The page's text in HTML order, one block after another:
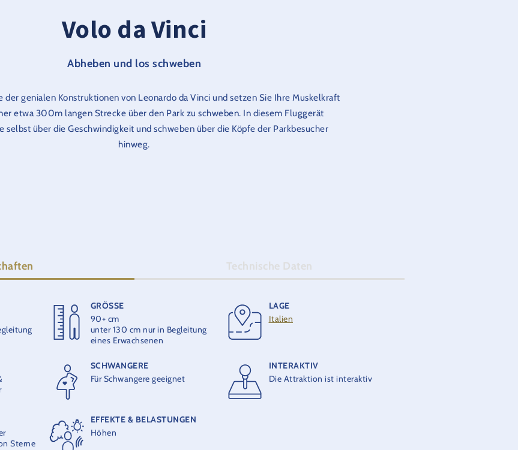
Volo da Vinci
Abheben und los schweben
der genialen Konstruktionen von Leonardo da Vinci und setzen Sie Ihre Muskelkraft
etwa 300m langen Strecke über den Park zu schweben. In diesem Fluggerät
selbst über die Geschwindigkeit und schweben über die Köpfe der Parkbesucher
hinweg.
Technische Daten
GRÖSSE
90+ cm
unter 130 cm nur in Begleitung
eines Erwachsenen
LAGE
Italien
SCHWANGERE
Für Schwangere geeignet
INTERAKTIV
Die Attraktion ist interaktiv
Sterne
EFFEKTE & BELASTUNGEN
Höhen
HÖHE
7 m
ERÖFFNUNG
2011
4 Personen pro Gondel
400 Personen pro Stunde